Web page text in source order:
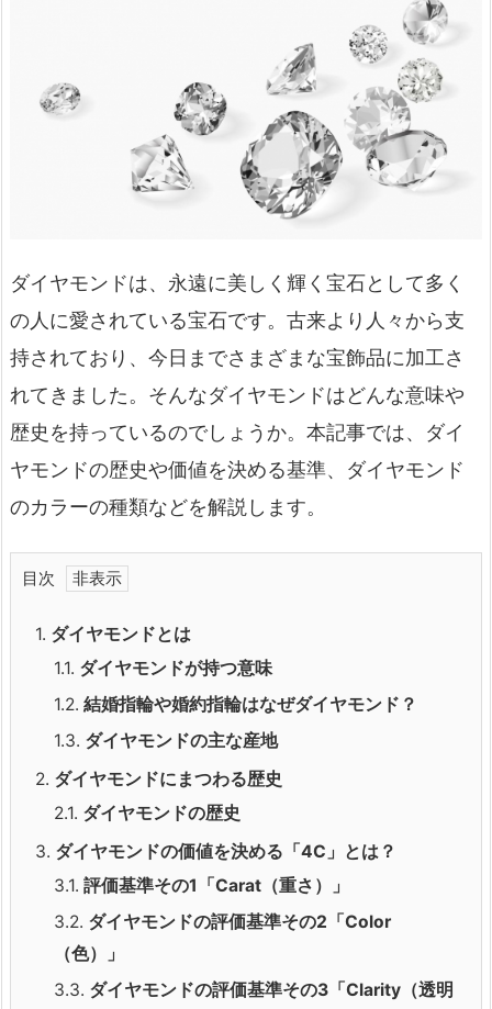
ダイヤモンドは、永遠に美しく輝く宝石として多く
の人に愛されている宝石です。古来より人々から支
持されており、今日までさまざまな宝飾品に加工さ
れてきました。そんなダイヤモンドはどんな意味や
歴史を持っているのでしょうか。本記事では、ダイ
ヤモンドの歴史や価値を決める基準、ダイヤモンド
のカラーの種類などを解説します。
目次
1. ダイヤモンドとは
1.1. ダイヤモンドが持つ意味
1.2. 結婚指輪や婚約指輪はなぜダイヤモンド？
1.3. ダイヤモンドの主な産地
2. ダイヤモンドにまつわる歴史
2.1. ダイヤモンドの歴史
3. ダイヤモンドの価値を決める「4C」とは？
3.1. 評価基準その1「Carat（重さ）」
3.2. ダイヤモンドの評価基準その2「Color
（色）」
3.3. ダイヤモンドの評価基準その3「Clarity（透明